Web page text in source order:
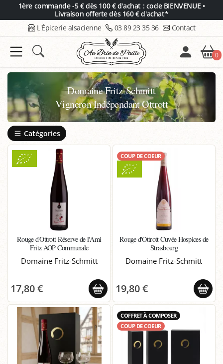
1ère commande -5 € dès 100 € d'achat : code BIENVENUE •
Livraison offerte dès 160 € d'achat*
L'Épicerie alsacienne 03 89 23 35 36 Contact
0
Domaine Fritz-Schmitt
Vigneron Indépendant Ottrott
Catégories
Rouge d'Ottrott Réserve de l'Ami
Fritz AOP Communale
Domaine Fritz-Schmitt
17,80 €
COUP DE COEUR
Rouge d'Ottrott Cuvée Hospices de
Strasbourg
Domaine Fritz-Schmitt
19,80 €
COFFRET À COMPOSER
COUP DE COEUR
Panneau de gestion des cookies